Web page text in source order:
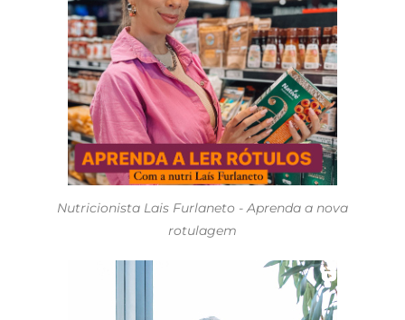
Nutricionista Lais Furlaneto - Aprenda a nova
rotulagem